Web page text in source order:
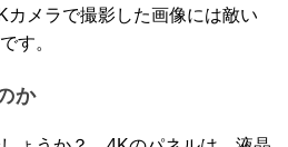
カメラで撮影した画像には敵い
す。
か